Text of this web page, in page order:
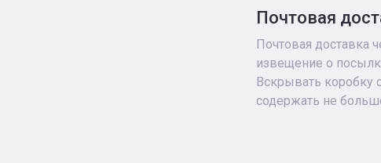
Почтовая
Почтовая доставка
извещение о
Вскрывать коробку
содержать не